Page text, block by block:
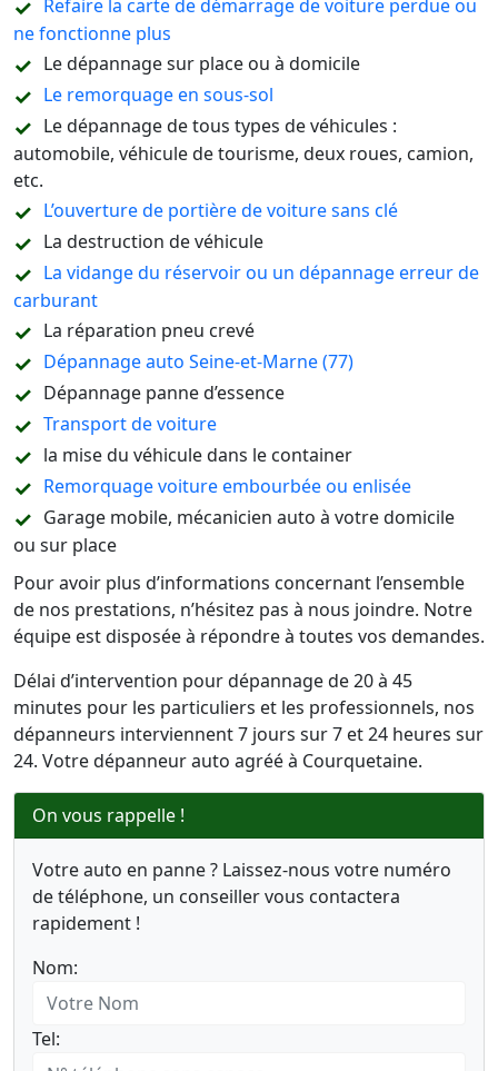
Refaire la carte de démarrage de voiture perdue ou
ne fonctionne plus
Le dépannage sur place ou à domicile
Le remorquage en sous-sol
Le dépannage de tous types de véhicules :
automobile, véhicule de tourisme, deux roues, camion,
etc.
L’ouverture de portière de voiture sans clé
La destruction de véhicule
La vidange du réservoir ou un dépannage erreur de
carburant
La réparation pneu crevé
Dépannage auto Seine-et-Marne (77)
Dépannage panne d’essence
Transport de voiture
la mise du véhicule dans le container
Remorquage voiture embourbée ou enlisée
Garage mobile, mécanicien auto à votre domicile
ou sur place
Pour avoir plus d’informations concernant l’ensemble
de nos prestations, n’hésitez pas à nous joindre. Notre
équipe est disposée à répondre à toutes vos demandes.
Délai d’intervention pour dépannage de 20 à 45
minutes pour les particuliers et les professionnels, nos
dépanneurs interviennent 7 jours sur 7 et 24 heures sur
24. Votre dépanneur auto agréé à Courquetaine.
On vous rappelle !
Votre auto en panne ? Laissez-nous votre numéro
de téléphone, un conseiller vous contactera
rapidement !
Nom:
Tel: